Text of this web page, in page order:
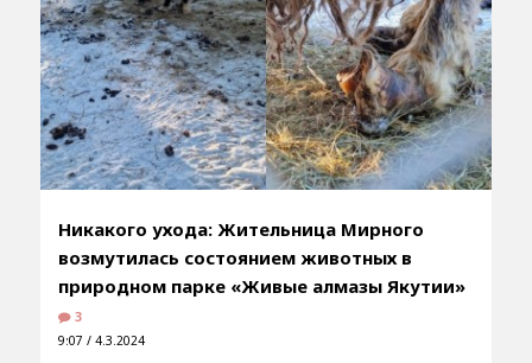
Никакого ухода: Жительница Мирного
возмутилась состоянием животных в
природном парке «Живые алмазы Якутии»
3
9:07 / 4.3.2024